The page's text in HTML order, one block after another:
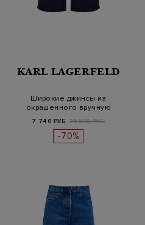
KARL LAGERFELD
Широкие джинсы из
окрашенного вручную
хлопкового деним…
7 740 РУБ. 25 800 РУБ.
-70%